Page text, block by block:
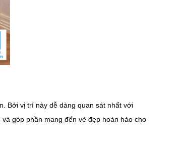
Bởi vị trí này dễ dàng quan sát nhất với
góp phần mang đến vẻ đẹp hoàn hảo cho